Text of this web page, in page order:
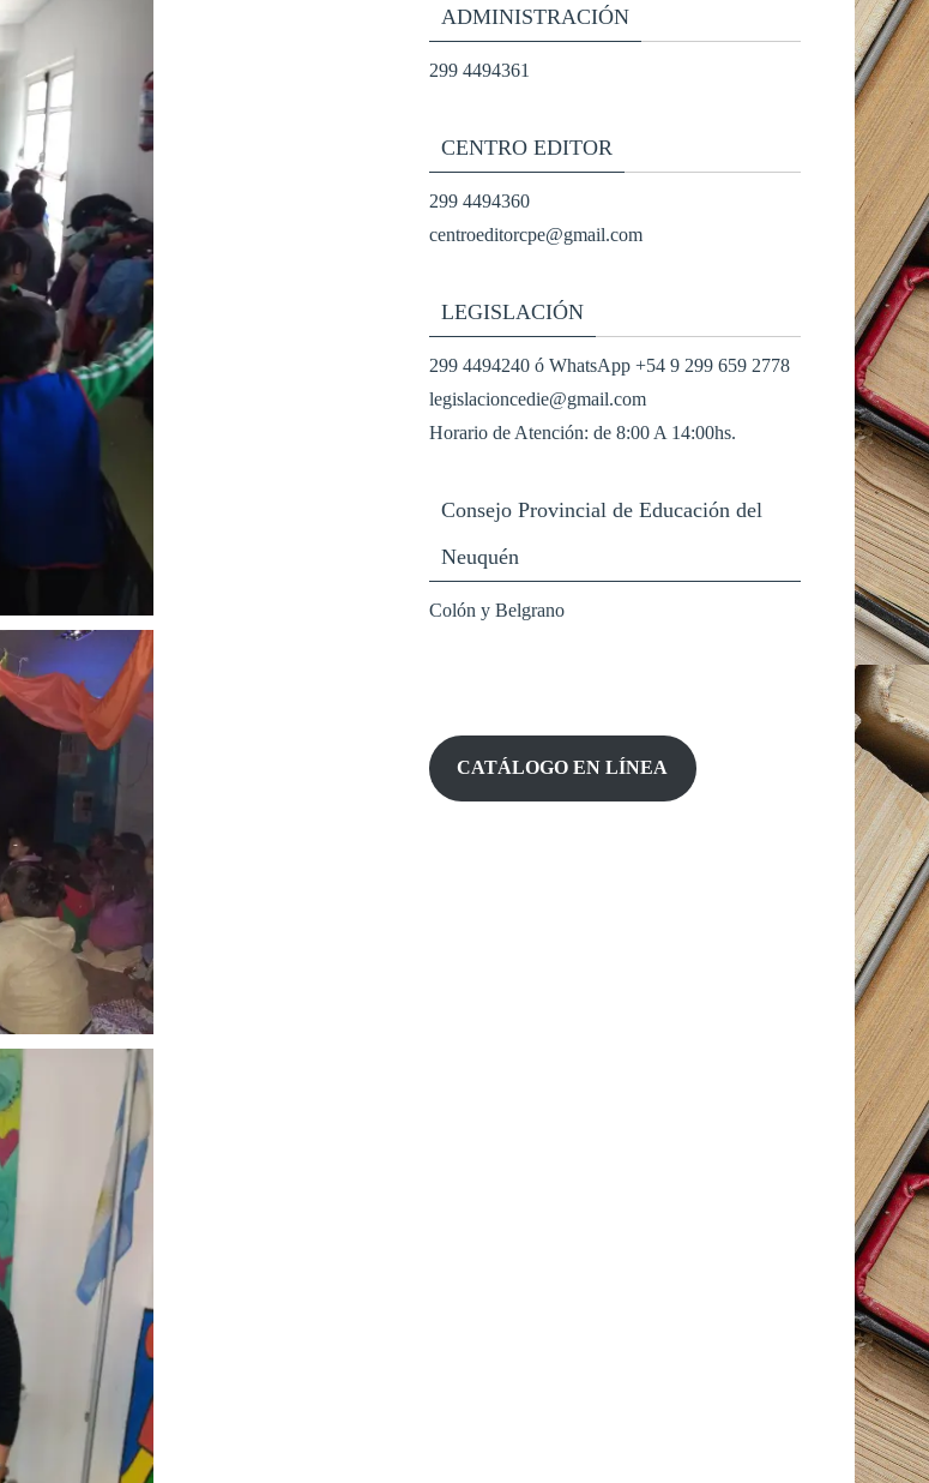
ADMINISTRACIÓN
299 4494361
CENTRO EDITOR
299 4494360
centroeditorcpe@gmail.com
LEGISLACIÓN
299 4494240 ó WhatsApp +54 9 299 659 2778
legislacioncedie@gmail.com
Horario de Atención: de 8:00 A 14:00hs.
Consejo Provincial de Educación del
Neuquén
Colón y Belgrano
CATÁLOGO EN LÍNEA